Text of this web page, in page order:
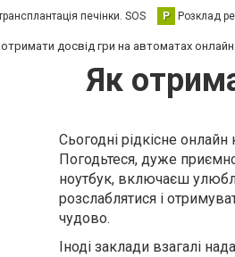
печінки. SOS Р Розклад
досвід гри на автоматах онлайн
Як
Сьогодні рідкісне
Погодьтеся, дуже
ноутбук, включаєш
розслаблятися і
чудово.
Іноді заклади взагалі